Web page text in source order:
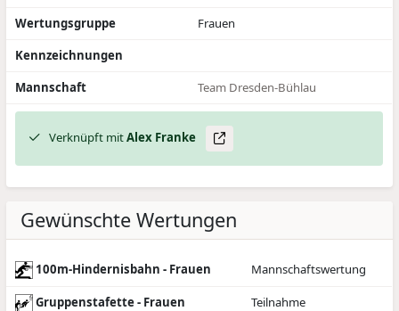
Wertungsgruppe
Frauen
Kennzeichnungen
Mannschaft
Team Dresden-Bühlau
Verknüpft mitAlex Franke
Gewünschte Wertungen
100m-Hindernisbahn - Frauen Mannschaftswertung
Gruppenstafette - Frauen Teilnahme